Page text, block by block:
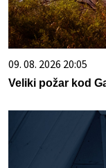
09. 08. 2026 20:05
Veliki požar kod